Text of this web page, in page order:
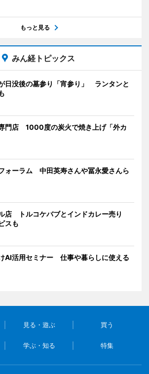
もっと見る
みん経トピックス
日没後の墓参り「宵参り」 ランタンと
門店 1000度の炭火で焼き上げ「外カ
ォーラム 中田英寿さんや冨永愛さんら
店 トルコケバブとインドカレー売り
スも
AI活用セミナー 仕事や暮らしに使える
見る・遊ぶ 買う
学ぶ・知る 特集